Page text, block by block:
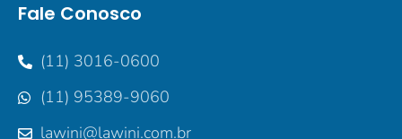
Fale Conosco
(11) 3016-0600
(11) 95389-9060
lawini@lawini.com.br